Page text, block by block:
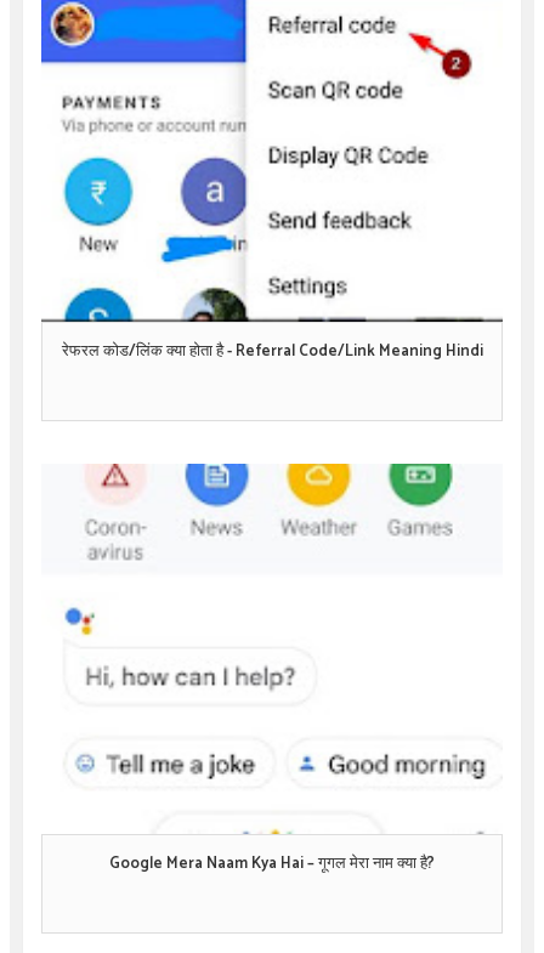
रेफरल कोड/लिंक क्या होता है - Referral Code/Link Meaning Hindi
Google Mera Naam Kya Hai – गूगल मेरा नाम क्या है?